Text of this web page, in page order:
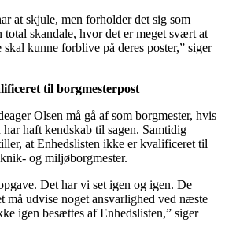
at skjule, men forholder det sig som
total skandale, hvor det er meget svært at
kunne forblive på deres poster,” siger
til borgmesterpost
Olsen må gå af som borgmester, hvis
haft kendskab til sagen. Samtidig
at Enhedslisten ikke er kvalificeret til
og miljøborgmester.
Det har vi set igen og igen. De
må udvise noget ansvarlighed ved næste
igen besættes af Enhedslisten,” siger